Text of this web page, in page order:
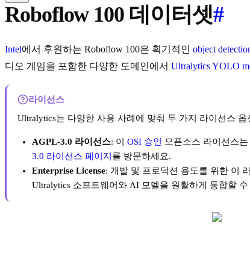
Roboflow 100 데이터셋#
Intel에서 후원하는 Roboflow 100은 획기적인 object
디오 게임을 포함한 다양한 도메인에서 Ultralytics YOLO
라이선스
Ultralytics는 다양한 사용 사례에 맞춰 두 가지 라이선스 옵
AGPL-3.0 라이선스: 이 OSI 승인 오픈소스 라이선스
3.0 라이선스 페이지 를 방문하세요.
Enterprise License: 개발 및 프로덕션 용도를 위한 이
Ultralytics 소프트웨어와 AI 모델을 원활하게 통합할